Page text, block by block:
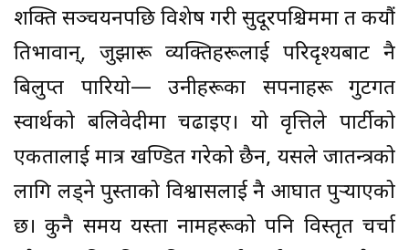
शक्ति सञ्चयनपछि विशेष गरी सुदूरपश्चिममा त कयौं
प्रतिभावान्, जुझारू व्यक्तिहरूलाई परिदृश्यबाट नै
बिलुप्त पारियो— उनीहरूका सपनाहरू गुटगत
स्वार्थको बलिवेदीमा चढाइए। यो प्रवृत्तिले पार्टीको
एकतालाई मात्र खण्डित गरेको छैन, यसले प्रजातन्त्रको
लागि लड्ने पुस्ताको विश्वासलाई नै आघात पुर्याएको
छ। कुनै समय यस्ता नामहरूको पनि विस्तृत चर्चा